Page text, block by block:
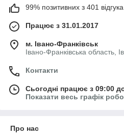
99% позитивних з 401 відгука
Працює з 31.01.2017
м. Івано-Франківськ
Івано-Франківська область,
Контакти
Сьогодні працює з 09:00
Показати весь графік
Про нас